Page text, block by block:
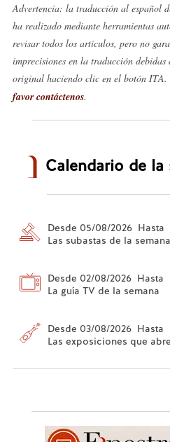
Advertencia: la traducción al español
ha realizado mediante herramientas
revisar todos los artículos, pero no
imprecisiones en la traducción
original haciendo clic en el botón ITA.
favor contáctenos.
Calendario de la
Desde 05/08/2026 Hasta
Las subastas de la semana
Desde 02/08/2026 Hasta
La guía TV de la semana
Desde 03/08/2026 Hasta
Las exposiciones que